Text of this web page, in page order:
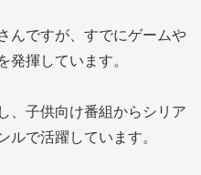
んですが、すでにゲームや
揮しています。
、子供向け番組からシリア
で活躍しています。